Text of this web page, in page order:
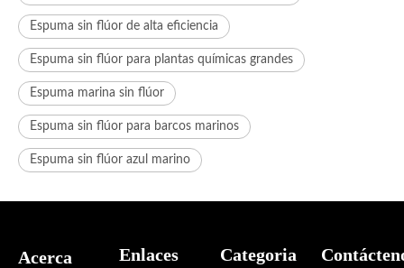
Espuma sin flúor de alta eficiencia
Espuma sin flúor para plantas químicas grandes
Espuma marina sin flúor
Espuma sin flúor para barcos marinos
Espuma sin flúor azul marino
Acerca
Enlaces
Categoria